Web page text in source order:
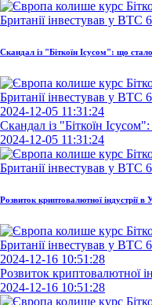
Скандал із "Біткоїн Ісусом": що
2024-12-05 11:31:24
Скандал із "Біткоїн
2024-12-05 11:31:24
Розвиток криптовалютної індустрії в
2024-12-16 10:51:28
Розвиток криптовалютної
2024-12-16 10:51:28